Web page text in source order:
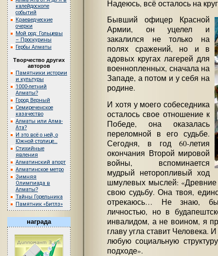
калейдоскопе
событий
Краеведческие
очерки
Мой род: Гольцевы
– Проскурины
Гербы Алматы
Творчество других
авторов
Памятники истории
и культуры
1000-летний
Алматы?
Город Верный
Семиреченское
казачество
Алматы или Алма-
Ата?
И это всё о ней, о
Южной столице…
Стихийные
явления
Алматинский апорт
Алматинское метро
Зимняя
Олимпиада в
Алматы?
Тайны Горельника
Памятник «Битлз»
награда
Надеюсь, всё осталось на
Бывший офицер Красной
Армии, он уцелел и
закалился не только на
полях сражений, но и в
адовых кругах лагерей для
военнопленных, сначала на
Западе, а потом и у себя на
родине.
И хотя у моего собеседника
осталось свое отношение к
Победе, она оказалась
переломной в его судьбе.
Сегодня, в год 60-летия
окончания Второй мировой
войны, вспоминается
мудрый неторопливый ход
шмулевых мыслей: «Древние
свою судьбу. Она твоя,
отрекаюсь… Не знаю,
личностью, но в
инвалидом, а не воином, я
главу угла ставит Человека.
любую социальную
подходе».